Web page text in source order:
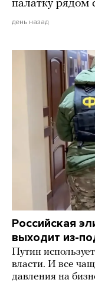
палатку рядом
день назад
Российская
выходит из-
Путин
власти. И все
давления на